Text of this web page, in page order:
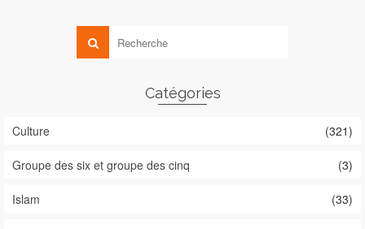
Catégories
Culture (321)
Groupe des six et groupe des cinq (3)
Islam (33)